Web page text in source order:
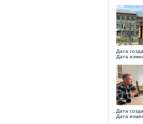
Дата
Дата
Дата
Дата